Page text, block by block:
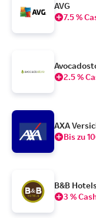
AVG
7.5 %
2.5 %
AXA
Bis zu
B&B
3 %